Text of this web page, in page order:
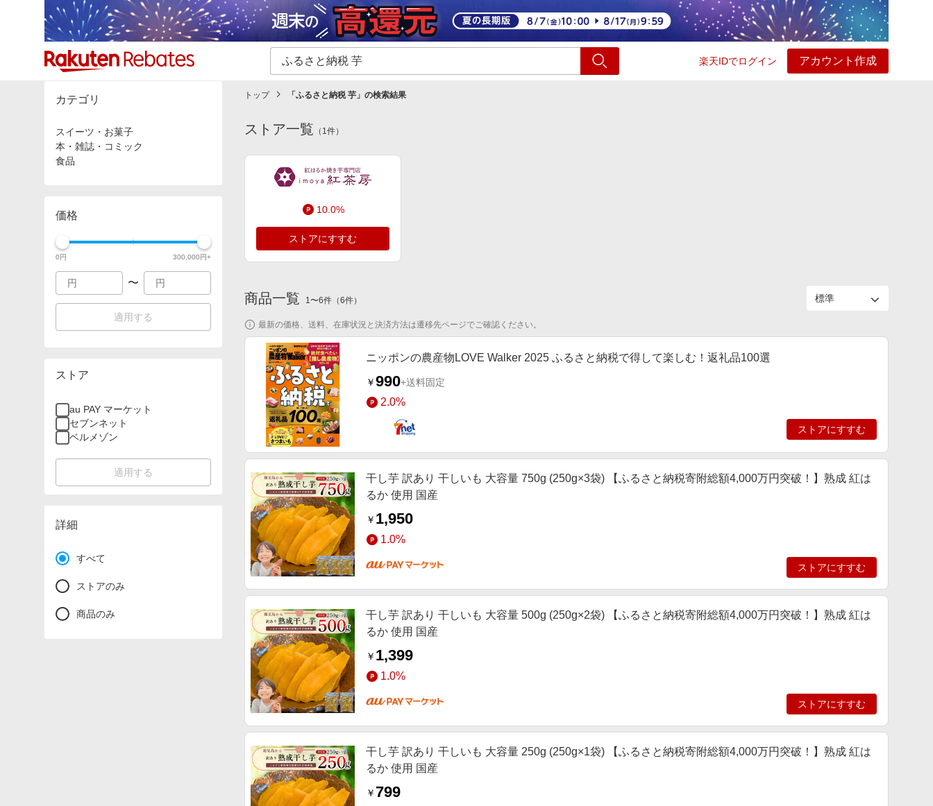
楽天IDでログイン アカウント作成
カテゴリー一覧 イベント一覧 ショッピング
カテゴリ
スイーツ・お菓子
本・雑誌・コミック
食品
価格
0円 300,000円+
〜
適用する
ストア
au PAY マーケット
セブンネット
ベルメゾン
適用する
詳細
すべて
ストアのみ
商品のみ
トップ 「 ふるさと納税 芋 」の検索結果
ストア一覧 （ 1件）
10.0%
ストアにすすむ
商品一覧 1〜6件 （6件）
最新の価格、送料、在庫状況と決済方法は遷移先ページでご確認ください。
ニッポンの農産物LOVE Walker 2025 ふるさと納税で得して楽しむ！返礼品100選
￥990+送料固定
2.0%
ストアにすすむ
干し芋 訳あり 干しいも 大容量 750g (250g×3袋) 【ふるさと納税寄附総額4,000万円突破！】熟成 紅は
るか 使用 国産
￥ 1,950
1.0%
ストアにすすむ
干し芋 訳あり 干しいも 大容量 500g (250g×2袋) 【ふるさと納税寄附総額4,000万円突破！】熟成 紅は
るか 使用 国産
￥ 1,399
1.0%
ストアにすすむ
干し芋 訳あり 干しいも 大容量 250g (250g×1袋) 【ふるさと納税寄附総額4,000万円突破！】熟成 紅は
るか 使用 国産
￥ 799